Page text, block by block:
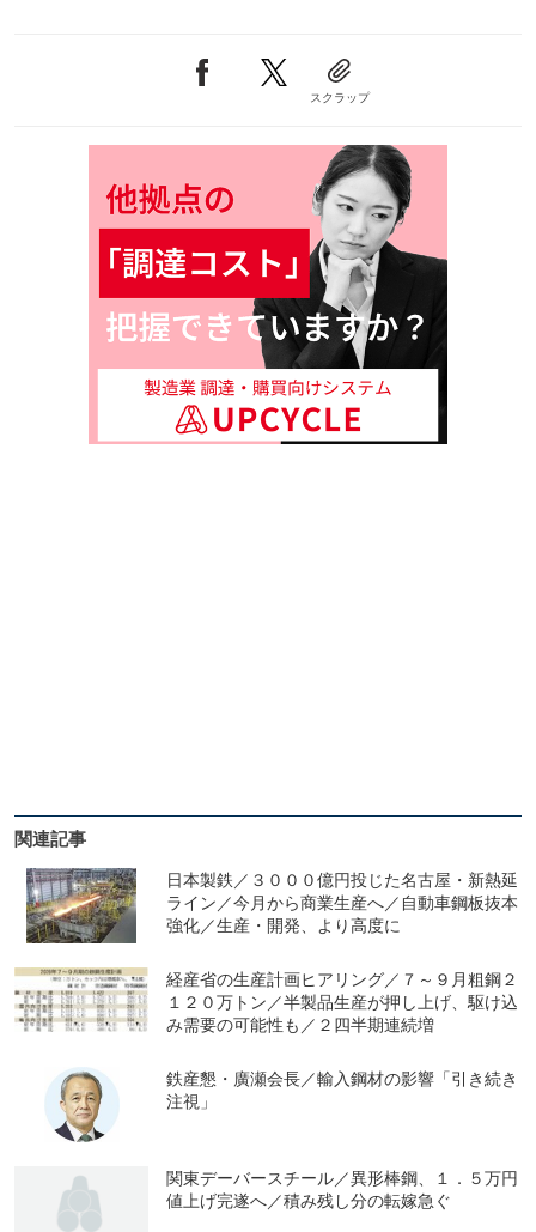
スクラップ
関連記事
日本製鉄／３０００億円投じた名古屋・新熱延
ライン／今月から商業生産へ／自動車鋼板抜本
強化／生産・開発、より高度に
経産省の生産計画ヒアリング／７～９月粗鋼２
１２０万トン／半製品生産が押し上げ、駆け込
み需要の可能性も／２四半期連続増
鉄産懇・廣瀬会長／輸入鋼材の影響「引き続き
注視」
関東デーバースチール／異形棒鋼、１．５万円
値上げ完遂へ／積み残し分の転嫁急ぐ